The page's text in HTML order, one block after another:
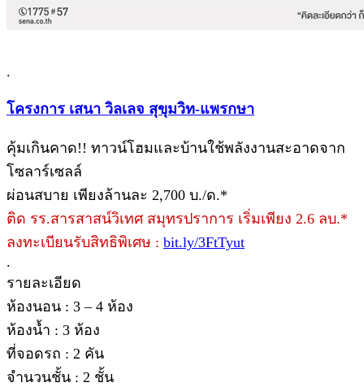
.
โครงการ เสนา วิลเลจ สุขุมวิท-แพรกษา
คุ้มเกินคาด!! ทาวน์โฮมและบ้านใช้พลังงานสะอาดจาก
โซลาร์เซลล์
ผ่อนสบาย เพียงล้านละ 2,700 บ./ด.*
ติด รร.สารสาสน์วิเทศ สมุทรปราการ เริ่มเพียง 2.6 ลบ.*
ลงทะเบียนรับสิทธิพิเศษ : bit.ly/3FtTyut
.
รายละเอียด
ห้องนอน : 3 – 4 ห้อง
ห้องน้ำ : 3 ห้อง
ที่จอดรถ : 2 คัน
จำนวนชั้น : 2 ชั้น